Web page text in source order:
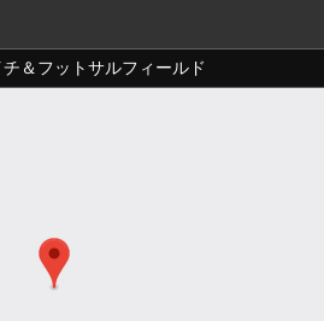
＆フットサルフィールド